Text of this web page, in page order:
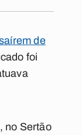
de
foi
no Sertão